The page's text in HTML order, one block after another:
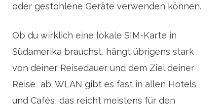
oder gestohlene Geräte verwenden können.
Ob du wirklich eine lokale SIM-Karte in
Südamerika brauchst, hängt übrigens stark
von deiner Reisedauer und dem Ziel deiner
Reise ab. WLAN gibt es fast in allen Hotels
und Cafés, das reicht meistens für den